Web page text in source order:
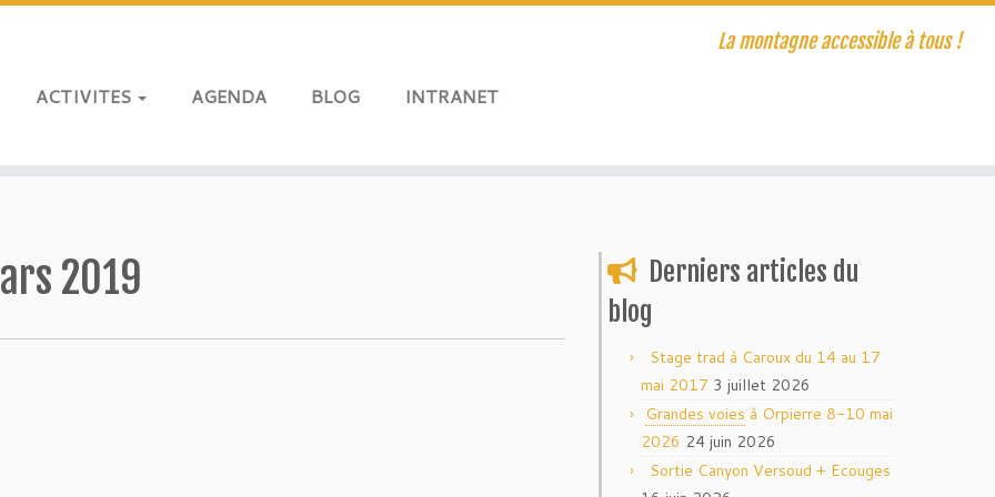
La montagne accessible à tous !
ACTIVITES AGENDA BLOG INTRANET
2019
Derniers articles du
blog
Stage trad à Caroux du 14 au 17
mai 2017 3 juillet 2026
Grandes voies à Orpierre 8-10 mai
2026 24 juin 2026
Sortie Canyon Versoud + Ecouges